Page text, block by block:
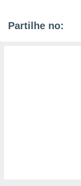
Partilhe no: